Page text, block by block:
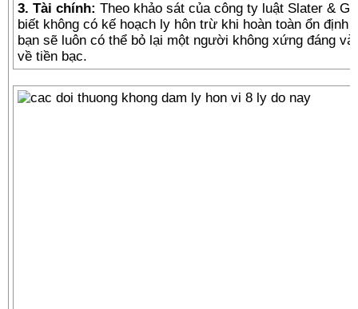
3. Tài chính: Theo khảo sát của công ty luật Slater &
biết không có kế hoạch ly hôn trừ khi hoàn toàn ổn
bạn sẽ luôn có thể bỏ lại một người không xứng đáng
về tiền bạc.